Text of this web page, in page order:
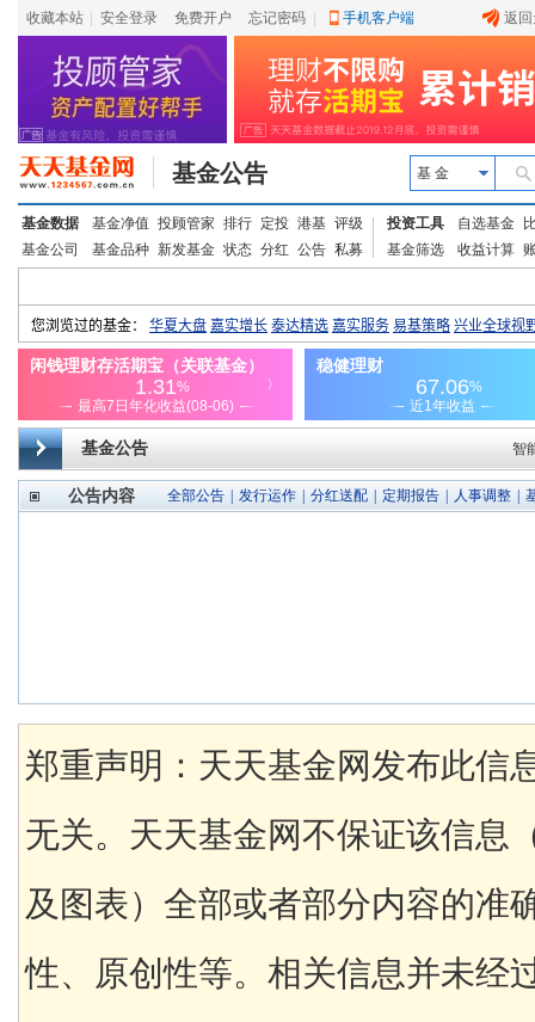
收藏本站 安全登录 免费开户 忘记密码 手机客户端 返
基金公告 基 金
基金数据 基金净值 投顾管家 排行 定投 港基 评级
基金公司
基金品种 新发基金 状态 分红 公告 私募
投资工具 自选基金
基金筛选
收益计算
基金公告 智
公告内容 全部公告 发行运作 分红送配 定期报告 人事调整
郑重声明：天天基金网发布此信
无关。天天基金网不保证该信息
及图表）全部或者部分内容的准
性、原创性等。相关信息并未经